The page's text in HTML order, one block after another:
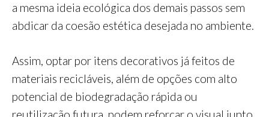
a mesma ideia ecológica dos demais passos sem
abdicar da coesão estética desejada no ambiente.
Assim, optar por itens decorativos já feitos de
materiais recicláveis, além de opções com alto
potencial de biodegradação rápida ou
reutilização futura, podem reforçar o visual junto